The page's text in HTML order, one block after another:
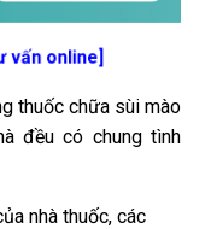
vấn online]
thuốc chữa sùi mào
đều có chung tình
nhà thuốc, các